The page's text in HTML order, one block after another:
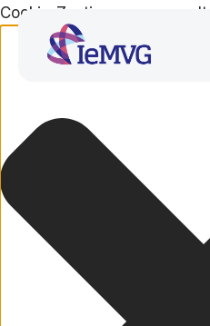
Cookie-Zustimmung